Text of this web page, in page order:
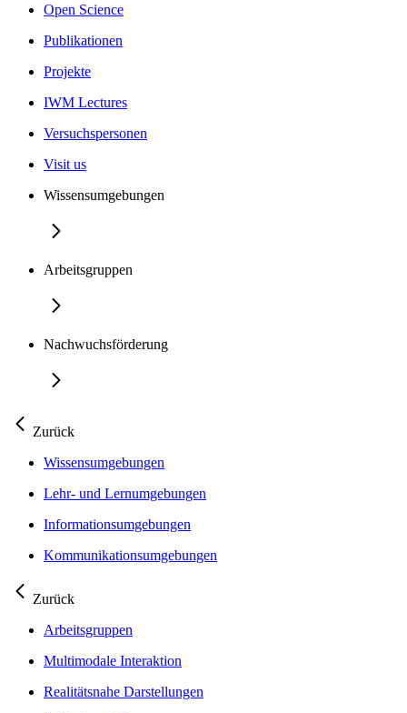
Open Science
Publikationen
Projekte
IWM Lectures
Versuchspersonen
Visit us
Wissensumgebungen
Arbeitsgruppen
Nachwuchsförderung
Zurück
Wissensumgebungen
Lehr- und Lernumgebungen
Informationsumgebungen
Kommunikationsumgebungen
Zurück
Arbeitsgruppen
Multimodale Interaktion
Realitätsnahe Darstellungen